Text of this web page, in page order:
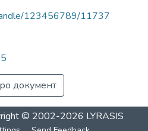
123456789/11737
документ
© 2002-2026 LYRASIS